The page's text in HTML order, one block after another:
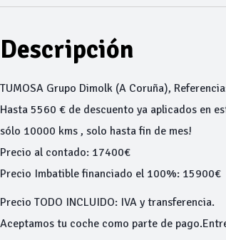
Descripción
TUMOSA Grupo Dimolk (A Coruña),
Hasta 5560 € de descuento ya aplicados en
sólo 10000 kms , solo hasta fin de mes!
Precio al contado: 17400€
Precio Imbatible financiado el 100%: 15900€
Precio TODO INCLUIDO: IVA y transferencia.
Aceptamos tu coche como parte de